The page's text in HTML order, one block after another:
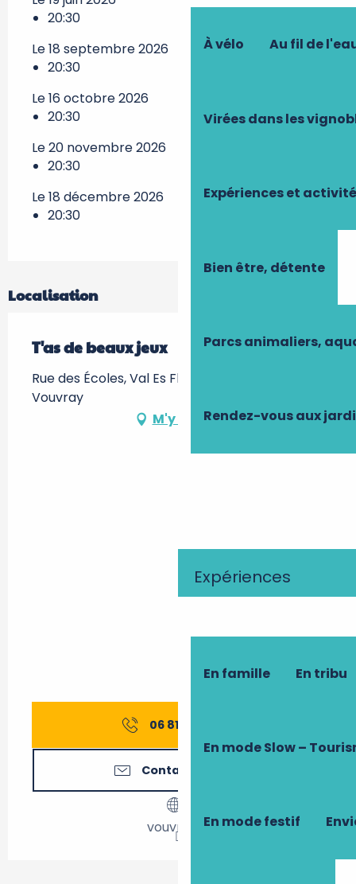
À vélo Au fil de
Virées dans les
Expériences et
Bien être, détente
Parcs animaliers,
Rendez-vous aux
Expériences
En famille En tribu
En mode Slow –
En mode festif
20:30
Le 18 septembre 2026
20:30
Le 16 octobre 2026
20:30
Le 20 novembre 2026
20:30
Le 18 décembre 2026
20:30
Localisation
T'as de beaux jeux
Rue des Écoles, Val Es Fleurs salle Lilas, -, 37210
Vouvray
M'y rendre
06 81 08 20
Contactez-nous
vouvray.fr